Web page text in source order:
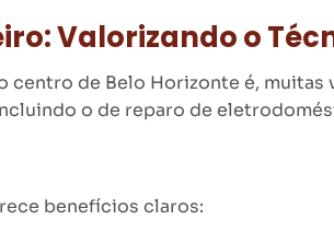
Valorizando o
de Belo Horizonte é, muitas
o de reparo de
benefícios claros: